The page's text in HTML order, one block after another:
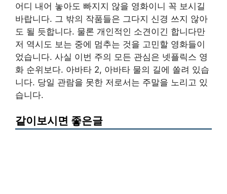
어디 내어 놓아도 빠지지 않을 영화이니 꼭 보시길
바랍니다. 그 밖의 작품들은 그다지 신경 쓰지 않아
도 될 듯합니다. 물론 개인적인 소견이긴 합니다만
저 역시도 보는 중에 멈추는 것을 고민할 영화들이
었습니다. 사실 이번 주의 모든 관심은 넷플릭스 영
화 순위보다. 아바타 2, 아바타 물의 길에 쏠려 있습
니다. 당일 관람을 못한 저로서는 주말을 노리고 있
습니다.
같이보시면 좋은글